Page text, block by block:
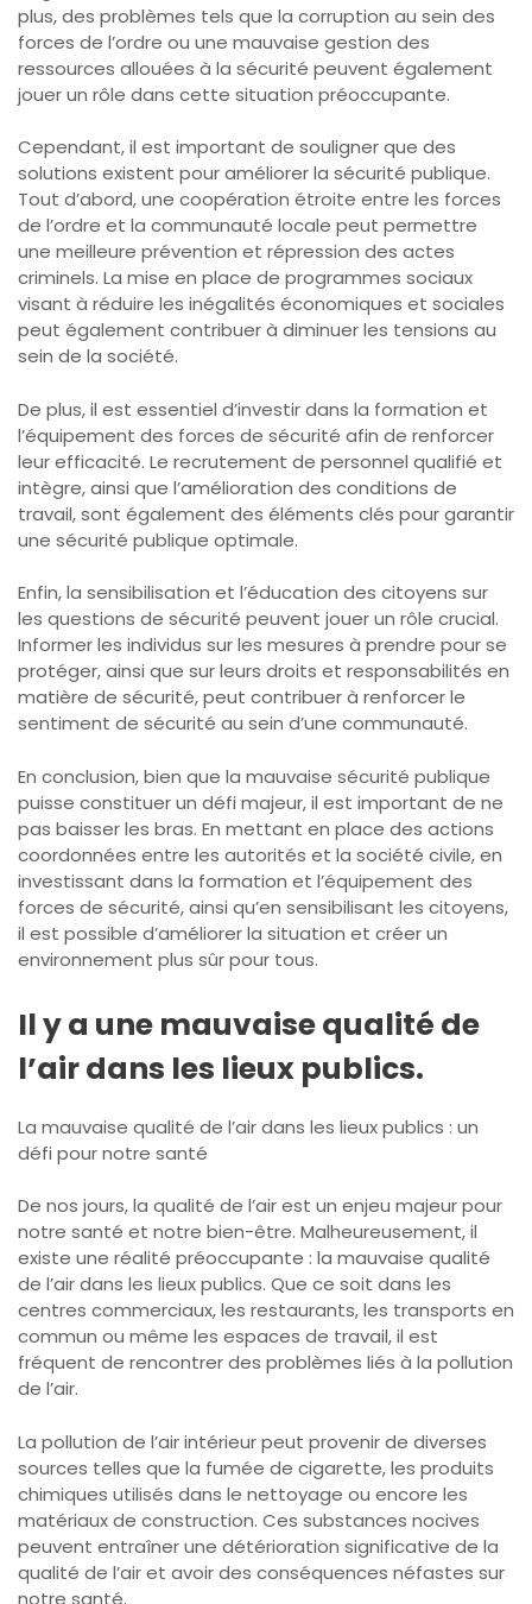
plus, des problèmes tels que la corruption au sein des
forces de l’ordre ou une mauvaise gestion des
ressources allouées à la sécurité peuvent également
jouer un rôle dans cette situation préoccupante.
Cependant, il est important de souligner que des
solutions existent pour améliorer la sécurité publique.
Tout d’abord, une coopération étroite entre les forces
de l’ordre et la communauté locale peut permettre
une meilleure prévention et répression des actes
criminels. La mise en place de programmes sociaux
visant à réduire les inégalités économiques et sociales
peut également contribuer à diminuer les tensions au
sein de la société.
De plus, il est essentiel d’investir dans la formation et
l’équipement des forces de sécurité afin de renforcer
leur efficacité. Le recrutement de personnel qualifié et
intègre, ainsi que l’amélioration des conditions de
travail, sont également des éléments clés pour garantir
une sécurité publique optimale.
Enfin, la sensibilisation et l’éducation des citoyens sur
les questions de sécurité peuvent jouer un rôle crucial.
Informer les individus sur les mesures à prendre pour se
protéger, ainsi que sur leurs droits et responsabilités en
matière de sécurité, peut contribuer à renforcer le
sentiment de sécurité au sein d’une communauté.
En conclusion, bien que la mauvaise sécurité publique
puisse constituer un défi majeur, il est important de ne
pas baisser les bras. En mettant en place des actions
coordonnées entre les autorités et la société civile, en
investissant dans la formation et l’équipement des
forces de sécurité, ainsi qu’en sensibilisant les citoyens,
il est possible d’améliorer la situation et créer un
environnement plus sûr pour tous.
Il y a une mauvaise qualité de
l’air dans les lieux publics.
La mauvaise qualité de l’air dans les lieux publics : un
défi pour notre santé
De nos jours, la qualité de l’air est un enjeu majeur pour
notre santé et notre bien-être. Malheureusement, il
existe une réalité préoccupante : la mauvaise qualité
de l’air dans les lieux publics. Que ce soit dans les
centres commerciaux, les restaurants, les transports en
commun ou même les espaces de travail, il est
fréquent de rencontrer des problèmes liés à la pollution
de l’air.
La pollution de l’air intérieur peut provenir de diverses
sources telles que la fumée de cigarette, les produits
chimiques utilisés dans le nettoyage ou encore les
matériaux de construction. Ces substances nocives
peuvent entraîner une détérioration significative de la
qualité de l’air et avoir des conséquences néfastes sur
notre santé.